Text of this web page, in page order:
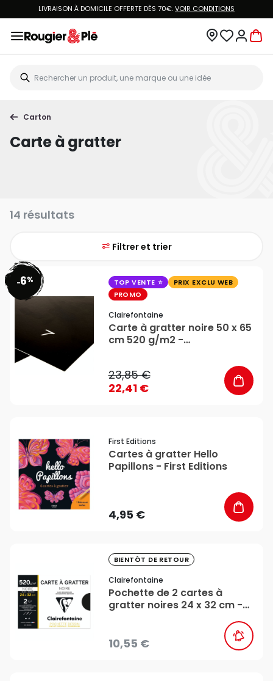
LIVRAISON À DOMICILE OFFERTE DÈS 70€.VOIR CONDITIONS
Carton
Carte à gratter
14 résultats
Filtrer et trier
-6% TOP VENTE
PRIX EXCLU WEB
PROMO
Clairefontaine
Carte à gratter noire 50 x 65
cm 520 g/m2 -
23,85 €
22,41 €
First Editions
Cartes à gratter Hello
Papillons - First Editions
4,95 €
BIENTÔT DE RETOUR
Clairefontaine
Pochette de 2 cartes à
gratter noires 24 x 32 cm -
10,55 €